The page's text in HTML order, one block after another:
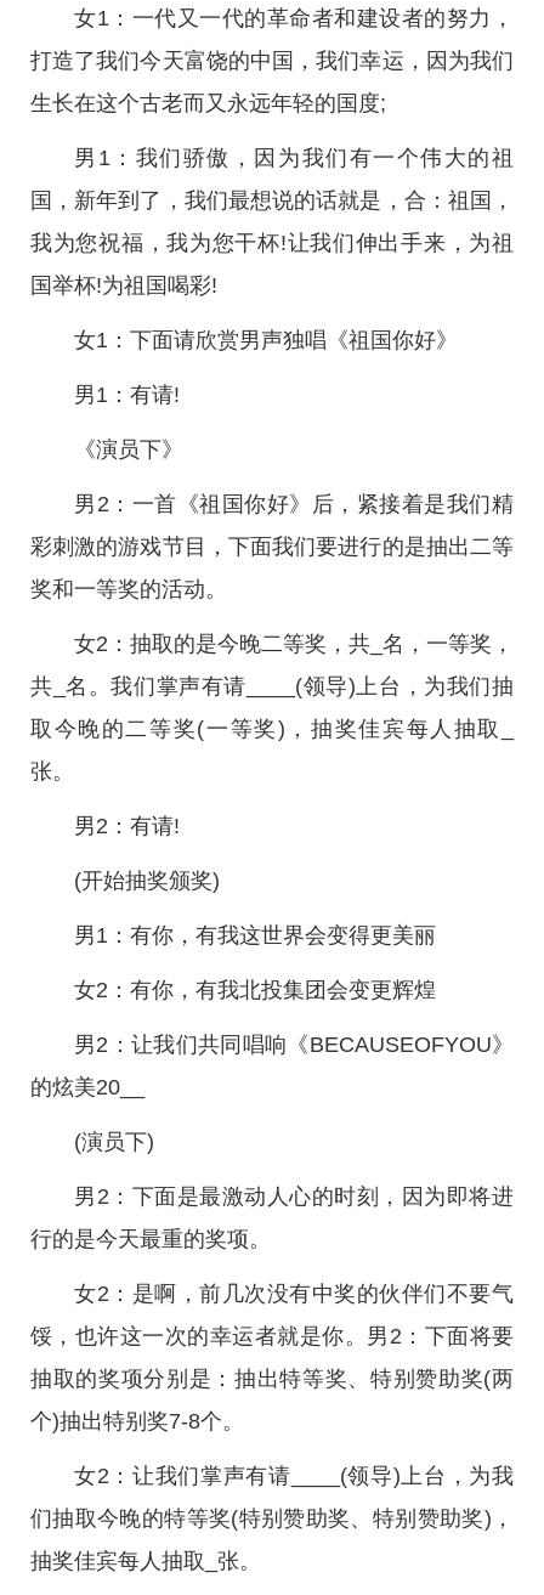
女1：一代又一代的革命者和建设者的努力，
打造了我们今天富饶的中国，我们幸运，因为我们
生长在这个古老而又永远年轻的国度;
男1：我们骄傲，因为我们有一个伟大的祖
国，新年到了，我们最想说的话就是，合：祖国，
我为您祝福，我为您干杯!让我们伸出手来，为祖
国举杯!为祖国喝彩!
女1：下面请欣赏男声独唱《祖国你好》
男1：有请!
《演员下》
男2：一首《祖国你好》后，紧接着是我们精
彩刺激的游戏节目，下面我们要进行的是抽出二等
奖和一等奖的活动。
女2：抽取的是今晚二等奖，共_名，一等奖，
共_名。我们掌声有请____(领导)上台，为我们抽
取今晚的二等奖(一等奖)，抽奖佳宾每人抽取_
张。
男2：有请!
(开始抽奖颁奖)
男1：有你，有我这世界会变得更美丽
女2：有你，有我北投集团会变更辉煌
男2：让我们共同唱响《BECAUSEOFYOU》
的炫美20__
(演员下)
男2：下面是最激动人心的时刻，因为即将进
行的是今天最重的奖项。
女2：是啊，前几次没有中奖的伙伴们不要气
馁，也许这一次的幸运者就是你。男2：下面将要
抽取的奖项分别是：抽出特等奖、特别赞助奖(两
个)抽出特别奖7-8个。
女2：让我们掌声有请____(领导)上台，为我
们抽取今晚的特等奖(特别赞助奖、特别赞助奖)，
抽奖佳宾每人抽取_张。